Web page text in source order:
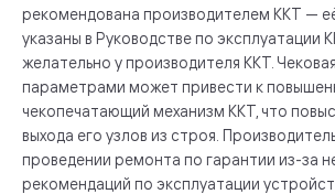
рекомендована производителем ККТ —
указаны в Руководстве по эксплуатации
желательно у производителя ККТ.
параметрами может привести к
чекопечатающий механизм ККТ, что
выхода его узлов из строя.
проведении ремонта по гарантии из-за
рекомендаций по эксплуатации